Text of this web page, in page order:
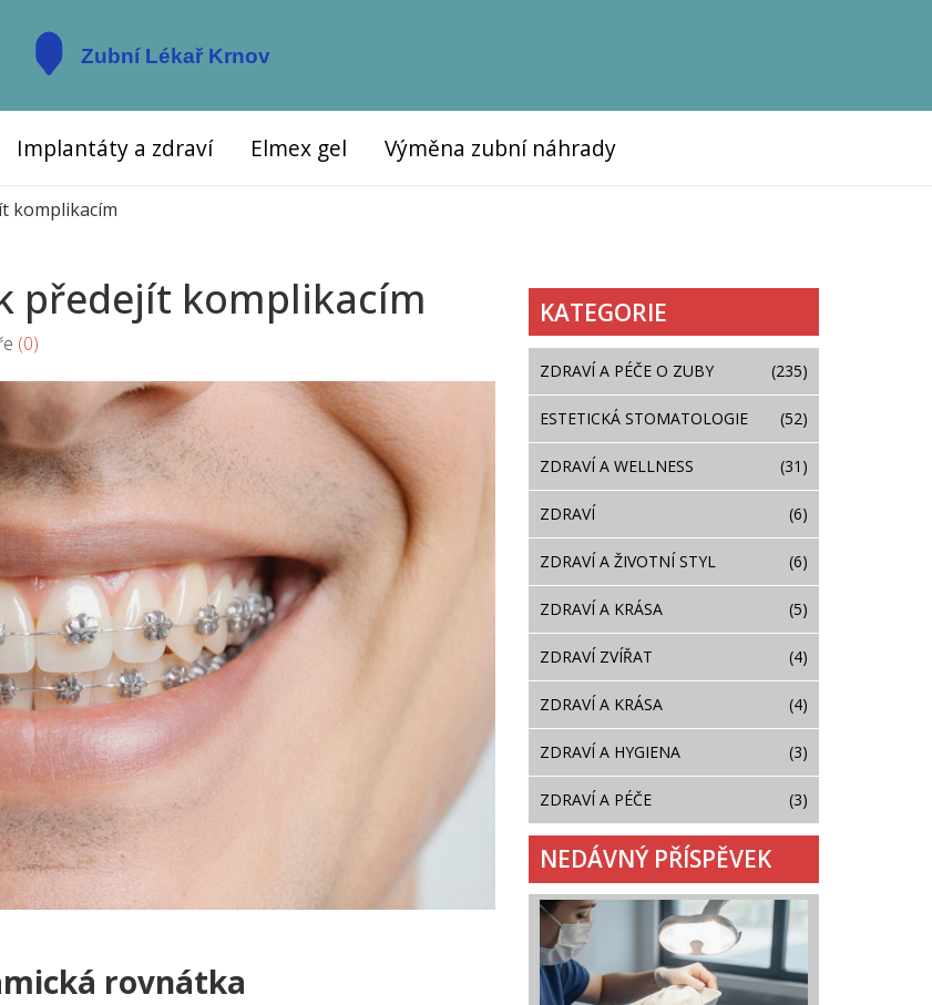
Implantáty a zdraví Elmex gel Výměna zubní náhrady
komplikacím
předejít komplikacím
(0)
rovnátka
KATEGORIE
ZDRAVÍ A PÉČE O ZUBY (235)
ESTETICKÁ STOMATOLOGIE (52)
ZDRAVÍ A WELLNESS (31)
ZDRAVÍ (6)
ZDRAVÍ A ŽIVOTNÍ STYL (6)
ZDRAVÍ A KRÁSA (5)
ZDRAVÍ ZVÍŘAT (4)
ZDRAVÍ A KRÁSA (4)
ZDRAVÍ A HYGIENA (3)
ZDRAVÍ A PÉČE (3)
NEDÁVNÝ PŘÍSPĚVEK